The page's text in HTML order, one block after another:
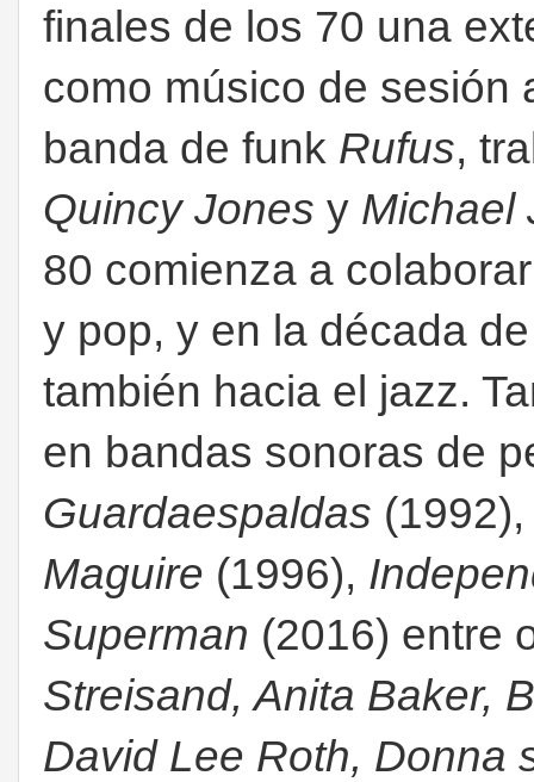
finales de los 70 una
como músico de sesión
banda de funk Rufus,
Quincy Jones y Michael
80 comienza a
y pop, y en la década
también hacia el jazz.
en bandas sonoras de
Guardaespaldas
Maguire (1996),
Superman (2016) entre
Streisand, Anita Baker,
David Lee Roth, Donna